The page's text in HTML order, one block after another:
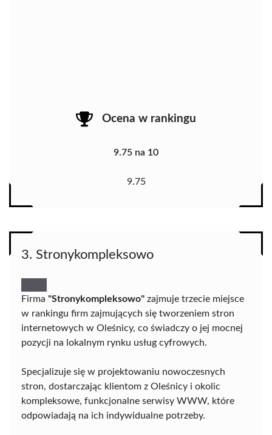
Ocena w rankingu
9.75 na 10
9.75
3. Stronykompleksowo
Firma "Stronykompleksowo" zajmuje trzecie miejsce
w rankingu firm zajmujących się tworzeniem stron
internetowych w Oleśnicy, co świadczy o jej mocnej
pozycji na lokalnym rynku usług cyfrowych.
Specjalizuje się w projektowaniu nowoczesnych
stron, dostarczając klientom z Oleśnicy i okolic
kompleksowe, funkcjonalne serwisy WWW, które
odpowiadają na ich indywidualne potrzeby.